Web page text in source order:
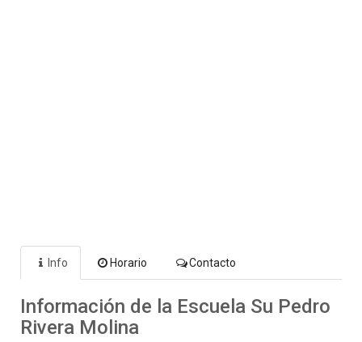
Info Horario Contacto
Información de la Escuela Su Pedro
Rivera Molina